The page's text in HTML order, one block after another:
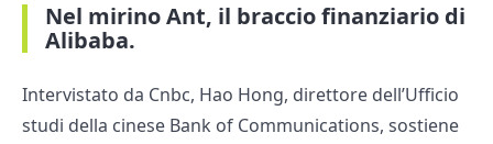
Nel mirino Ant, il braccio finanziario di
Alibaba.
Intervistato da Cnbc, Hao Hong, direttore dell’Ufficio
studi della cinese Bank of Communications, sostiene